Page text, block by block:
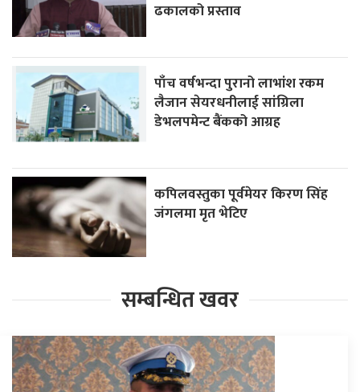
ढकालको प्रस्ताव
पाँच वर्षभन्दा पुरानो लाभांश रकम
लैजान सेयरधनीलाई सांग्रिला
डेभलपमेन्ट बैंकको आग्रह
कपिलवस्तुका पूर्वमेयर किरण सिंह
जंगलमा मृत भेटिए
सम्बन्धित खवर